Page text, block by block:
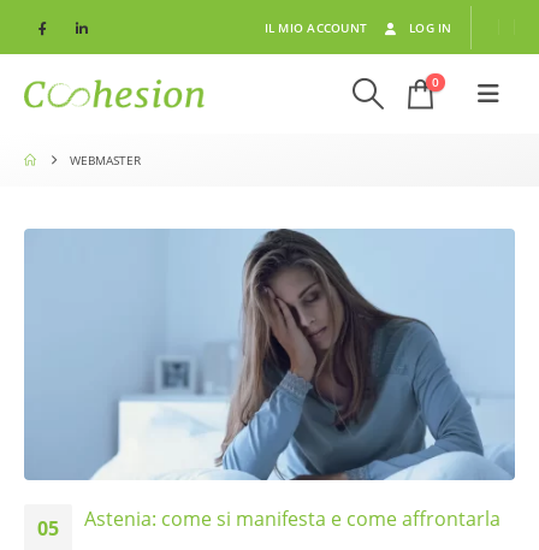
IL MIO ACCOUNT LOG IN
0
WEBMASTER
05 Astenia: come si manifesta e come affrontarla